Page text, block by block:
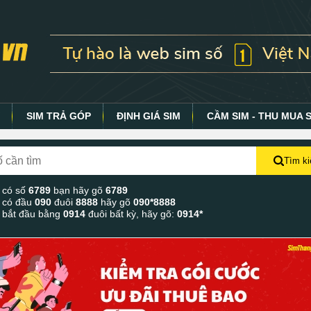
SIM TRẢ GÓP ĐỊNH GIÁ SIM CẦM SIM - THU MUA
Tìm
có số6789 bạn hãy gõ6789
có đầu090đuôi8888 hãy gõ090*8888
bắt đầu bằng0914 đuôi bất kỳ, hãy gõ:0914*